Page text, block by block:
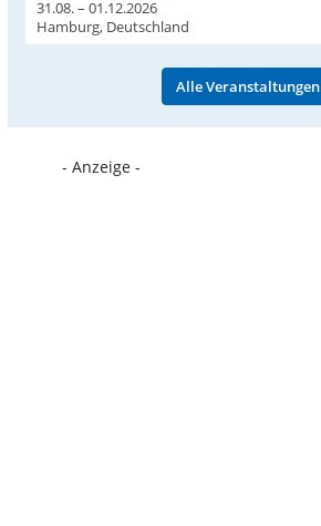
31.08. – 01.12.2026
Hamburg, Deutschland
Alle Veranstaltungen
- Anzeige -